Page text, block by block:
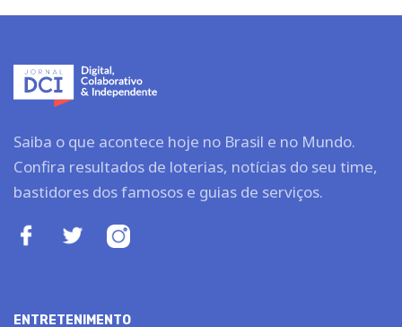
Saiba o que acontece hoje no Brasil e no Mundo.
Confira resultados de loterias, notícias do seu time,
bastidores dos famosos e guias de serviços.
ENTRETENIMENTO